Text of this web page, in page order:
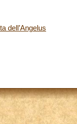
dell’Angelus